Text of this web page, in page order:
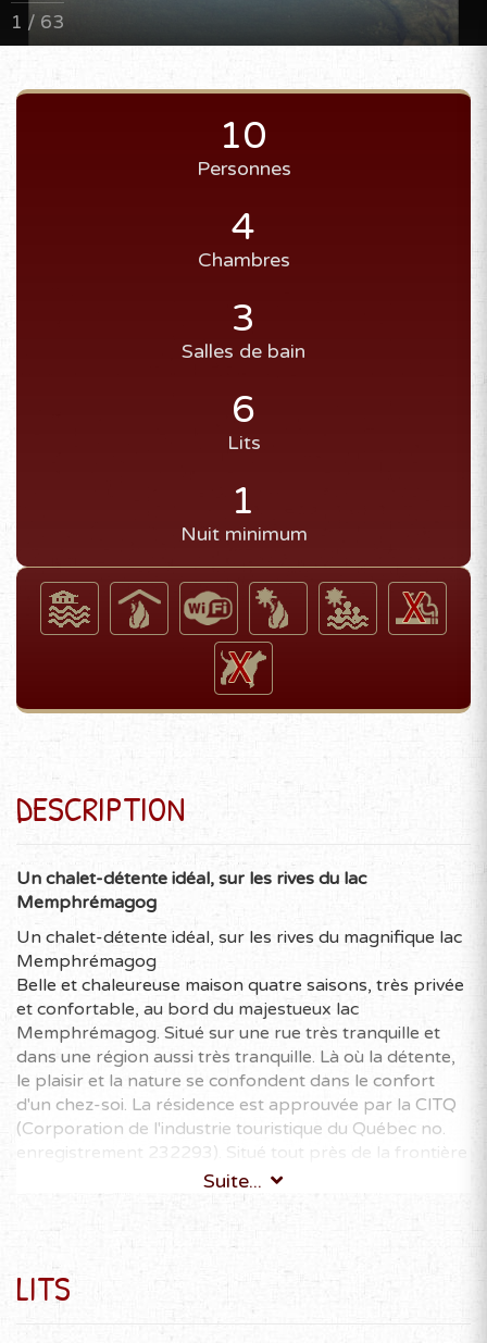
1 / 63
10
Personnes
4
Chambres
3
Salles de bain
6
Lits
1
Nuit minimum
DESCRIPTION
Un chalet-détente idéal, sur les rives du lac
Memphrémagog
Un chalet-détente idéal, sur les rives du magnifique lac
Memphrémagog
Belle et chaleureuse maison quatre saisons, très privée
et confortable, au bord du majestueux lac
Memphrémagog. Situé sur une rue très tranquille et
dans une région aussi très tranquille. Là où la détente,
le plaisir et la nature se confondent dans le confort
d'un chez-soi. La résidence est approuvée par la CITQ
(Corporation de l'industrie touristique du Québec no.
enregistrement 232293). Situé tout près de la frontière
américaine, dans la municipalité d’Ogden, cet espace
vous offre notamment :
fond de sable
4 chambres à coucher, plus deux sofa-lits
Suite...
LITS